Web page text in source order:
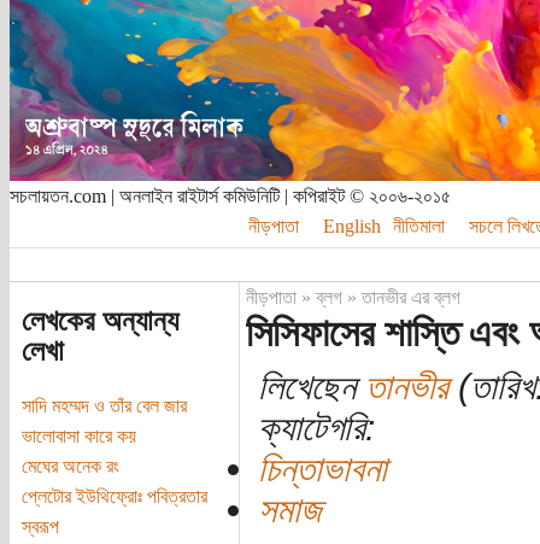
সচলায়তন.com | অনলাইন রাইটার্স কমিউনিটি | কপিরাইট © ২০০৬-২০১৫
নীড়পাতা
English নীতিমালা সচলে
লেখকের অন্যান্য
লেখা
সাদি মহম্মদ ও তাঁর বেল জার
ভালোবাসা কারে কয়
মেঘের অনেক রং
প্লেটোর ইউথিফ্রোঃ পবিত্রতার
স্বরূপ
নীড়পাতা»ব্লগ»তানভীর এর ব্লগ
সিসিফাসের শাস্তি
লিখেছেনতানভীর
ক্যাটেগরি:
চিন্তাভাবনা
সমাজ